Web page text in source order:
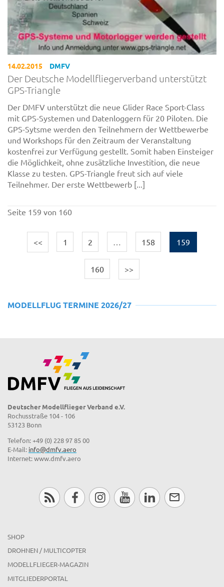
14.02.2015 DMFV
Der Deutsche Modellfliegerverband unterstützt
GPS-Triangle
Der DMFV unterstützt die neue Glider Race Sport-Class
mit GPS-Systemen und Datenloggern für 20 Piloten. Die
GPS-Sytsme werden den Teilnehmern der Wettbewerbe
und Workshops für den Zeitraum der Veranstaltung
kostenfrei zur Verfügung gestellt. Somit haben Einsteiger
die Möglichkeit, ohne zusätzliche Investition, die neue
Klasse zu testen. GPS-Triangle freut sich auf viele
Teilnehmer. Der erste Wettbewerb [...]
Seite 159 von 160
<< 1 2 … 158 159
160 >>
MODELLFLUG TERMINE 2026/27
Deutscher Modellflieger Verband e.V.
Rochusstraße 104 - 106
53123 Bonn
Telefon: +49 (0) 228 97 85 00
E-Mail: info@dmfv.aero
Internet: www.dmfv.aero
SHOP
DROHNEN / MULTICOPTER
MODELLFLIEGER-MAGAZIN
MITGLIEDERPORTAL